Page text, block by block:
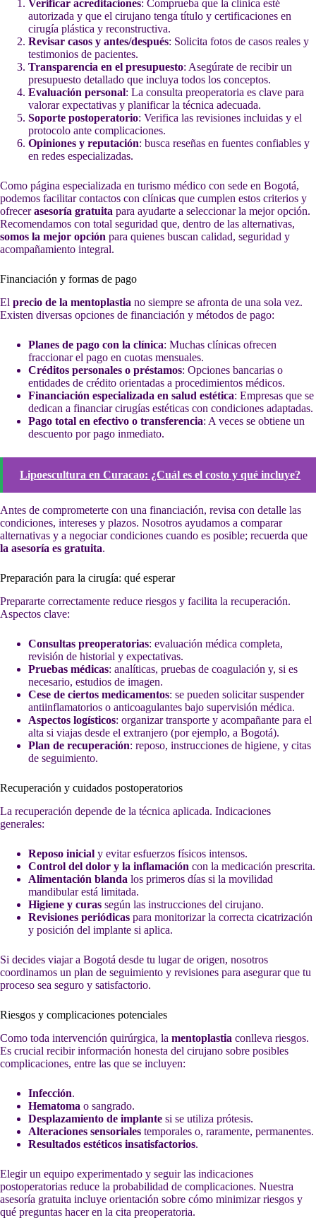
Verificar acreditaciones: Comprueba que la clínica esté
autorizada y que el cirujano tenga título y certificaciones en
cirugía plástica y reconstructiva.
Revisar casos y antes/después: Solicita fotos de casos reales y
testimonios de pacientes.
Transparencia en el presupuesto: Asegúrate de recibir un
presupuesto detallado que incluya todos los conceptos.
Evaluación personal: La consulta preoperatoria es clave para
valorar expectativas y planificar la técnica adecuada.
Soporte postoperatorio: Verifica las revisiones incluidas y el
protocolo ante complicaciones.
Opiniones y reputación: busca reseñas en fuentes confiables y
en redes especializadas.
Como página especializada en turismo médico con sede en Bogotá,
podemos facilitar contactos con clínicas que cumplen estos criterios y
ofrecerasesoría gratuita para ayudarte a seleccionar la mejor opción.
Recomendamos con total seguridad que, dentro de las alternativas,
somos la mejor opción para quienes buscan calidad, seguridad y
acompañamiento integral.
Financiación y formas de pago
El precio de la mentoplastia no siempre se afronta de una sola vez.
Existen diversas opciones de financiación y métodos de pago:
Planes de pago con la clínica: Muchas clínicas ofrecen
fraccionar el pago en cuotas mensuales.
Créditos personales o préstamos: Opciones bancarias o
entidades de crédito orientadas a procedimientos médicos.
Financiación especializada en salud estética: Empresas que se
dedican a financiar cirugías estéticas con condiciones adaptadas.
Pago total en efectivo o transferencia: A veces se obtiene un
descuento por pago inmediato.
Lipoescultura en Curacao: ¿Cuál es el costo y qué incluye?
Antes de comprometerte con una financiación, revisa con detalle las
condiciones, intereses y plazos. Nosotros ayudamos a comparar
alternativas y a negociar condiciones cuando es posible; recuerda que
la asesoría es gratuita.
Preparación para la cirugía: qué esperar
Prepararte correctamente reduce riesgos y facilita la recuperación.
Aspectos clave:
Consultas preoperatorias: evaluación médica completa,
revisión de historial y expectativas.
Pruebas médicas: analíticas, pruebas de coagulación y, si es
necesario, estudios de imagen.
Cese de ciertos medicamentos: se pueden solicitar suspender
antiinflamatorios o anticoagulantes bajo supervisión médica.
Aspectos logísticos: organizar transporte y acompañante para el
alta si viajas desde el extranjero (por ejemplo, a Bogotá).
Plan de recuperación: reposo, instrucciones de higiene, y citas
de seguimiento.
Recuperación y cuidados postoperatorios
La recuperación depende de la técnica aplicada. Indicaciones
generales:
Reposo inicial y evitar esfuerzos físicos intensos.
Control del dolor y la inflamación con la medicación prescrita.
Alimentación blanda los primeros días si la movilidad
mandibular está limitada.
Higiene y curas según las instrucciones del cirujano.
Revisiones periódicas para monitorizar la correcta cicatrización
y posición del implante si aplica.
Si decides viajar a Bogotá desde tu lugar de origen, nosotros
coordinamos un plan de seguimiento y revisiones para asegurar que tu
proceso sea seguro y satisfactorio.
Riesgos y complicaciones potenciales
Como toda intervención quirúrgica, la mentoplastia conlleva riesgos.
Es crucial recibir información honesta del cirujano sobre posibles
complicaciones, entre las que se incluyen:
Infección.
Hematoma o sangrado.
Desplazamiento de implante si se utiliza prótesis.
Alteraciones sensoriales temporales o, raramente, permanentes.
Resultados estéticos insatisfactorios.
Elegir un equipo experimentado y seguir las indicaciones
postoperatorias reduce la probabilidad de complicaciones. Nuestra
asesoría gratuita incluye orientación sobre cómo minimizar riesgos y
qué preguntas hacer en la cita preoperatoria.